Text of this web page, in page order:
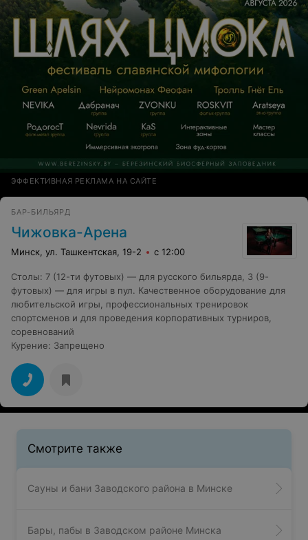
ЭФФЕКТИВНАЯ РЕКЛАМА НА САЙТЕ
БАР-БИЛЬЯРД
Чижовка-Арена
Минск, ул. Ташкентская, 19-2 с 12:00
Столы: 7 (12-ти футовых) — для русского бильярда, 3 (9-
футовых) — для игры в пул. Качественное оборудование для
любительской игры, профессиональных тренировок
спортсменов и для проведения корпоративных турниров,
соревнований
Курение: Запрещено
Смотрите также
Сауны и бани Заводского района в Минске
Бары, пабы в Заводском районе Минска